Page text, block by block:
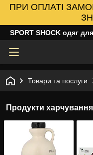
ПРИ ОПЛАТІ
SPORT SHOCK одяг
Товари та послуги
Продукти харчування